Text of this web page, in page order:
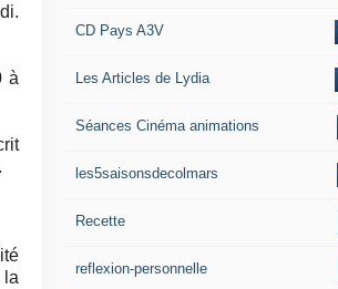
à
CD Pays A3V
Les Articles de Lydia
Séances Cinéma animations
les5saisonsdecolmars
Recette
reflexion-personnelle